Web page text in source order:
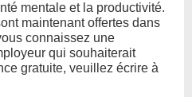
mentale et la productivité.
maintenant offertes dans
connaissez une
qui souhaiterait
gratuite, veuillez écrire à